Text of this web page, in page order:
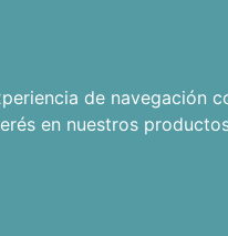
de navegación
en nuestros